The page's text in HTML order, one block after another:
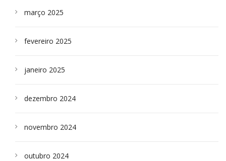
março 2025
fevereiro 2025
janeiro 2025
dezembro 2024
novembro 2024
outubro 2024